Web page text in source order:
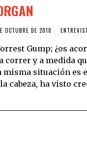
OCTUBRE DE 2018
Gump; ¿os
correr y a medida
misma situación es
cabeza, ha visto